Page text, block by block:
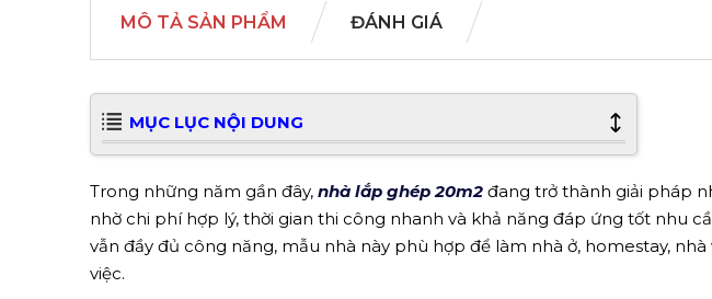
MÔ TẢ SẢN PHẨM ĐÁNH GIÁ
MỤC LỤC NỘI DUNG
Trong những năm gần đây, nhà lắp ghép 20m2 đang trở thành giải pháp
nhờ chi phí hợp lý, thời gian thi công nhanh và khả năng đáp ứng tốt nhu
vẫn đầy đủ công năng, mẫu nhà này phù hợp để làm nhà ở, homestay,
việc.